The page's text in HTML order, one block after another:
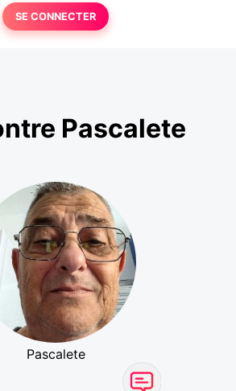
SE CONNECTER
Pascalete
Pascalete